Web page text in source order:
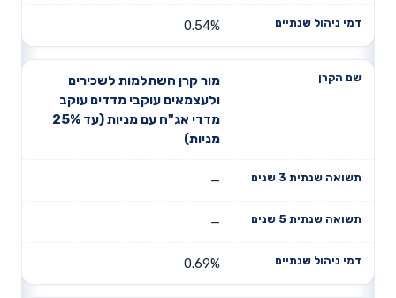
0.54%
מור קרן השתלמות לשכירים
ולעצמאים עוקבי מדדים עוקב
מדדי אג"ח עם מניות (עד 25%
מניות)
—
—
0.69%